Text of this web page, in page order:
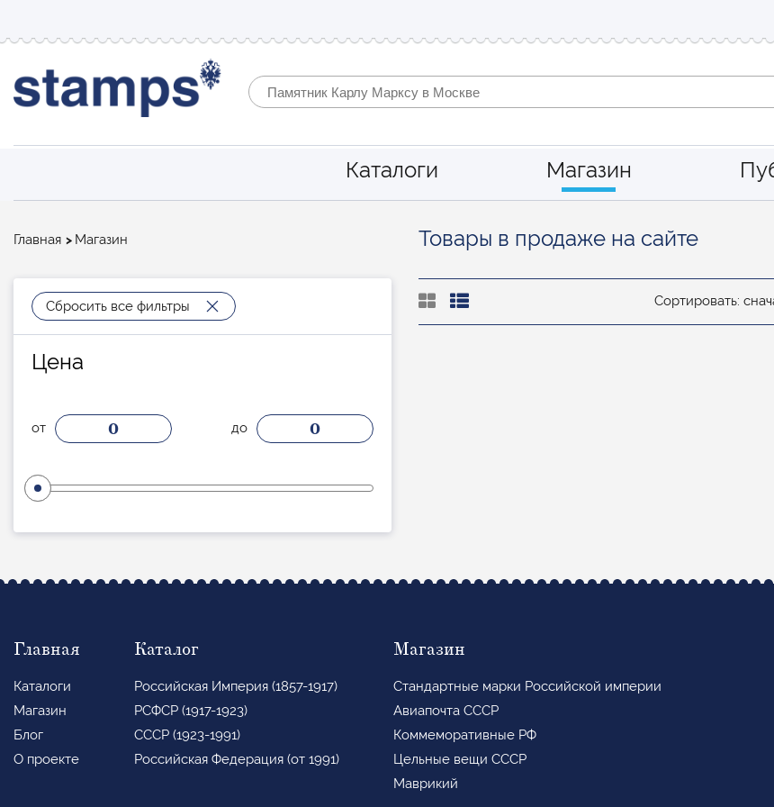
Каталоги Магазин
Строка
Главная Магазин Товары в продаже на сайте
Сбросить все фильтры
Цена
от 0 до 0
Сортировать:
Главная
Каталоги
Магазин
Блог
О проекте
Каталог
Российская Империя (1857-1917)
РСФСР (1917-1923)
СССР (1923-1991)
Российская Федерация (от 1991)
Магазин
Стандартные марки Российской империи
Авиапочта СССР
Коммеморативные РФ
Цельные вещи СССР
Маврикий